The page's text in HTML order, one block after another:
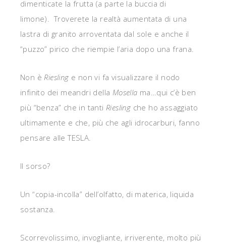
dimenticate la frutta (a parte la buccia di
limone). Troverete la realtà aumentata di una
lastra di granito arroventata dal sole e anche il
“puzzo” pirico che riempie l’aria dopo una frana.
Non è Riesling e non vi fa visualizzare il nodo
infinito dei meandri della Mosella ma…qui c’è ben
più “benza” che in tanti Riesling che ho assaggiato
ultimamente e che, più che agli idrocarburi, fanno
pensare alle TESLA.
Il sorso?
Un “copia-incolla” dell’olfatto, di materica, liquida
sostanza.
Scorrevolissimo, invogliante, irriverente, molto più